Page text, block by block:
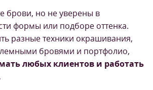
брови, но не уверены в
формы или подборе оттенка.
разные техники окрашивания,
бровями и портфолио,
любых клиентов и работать